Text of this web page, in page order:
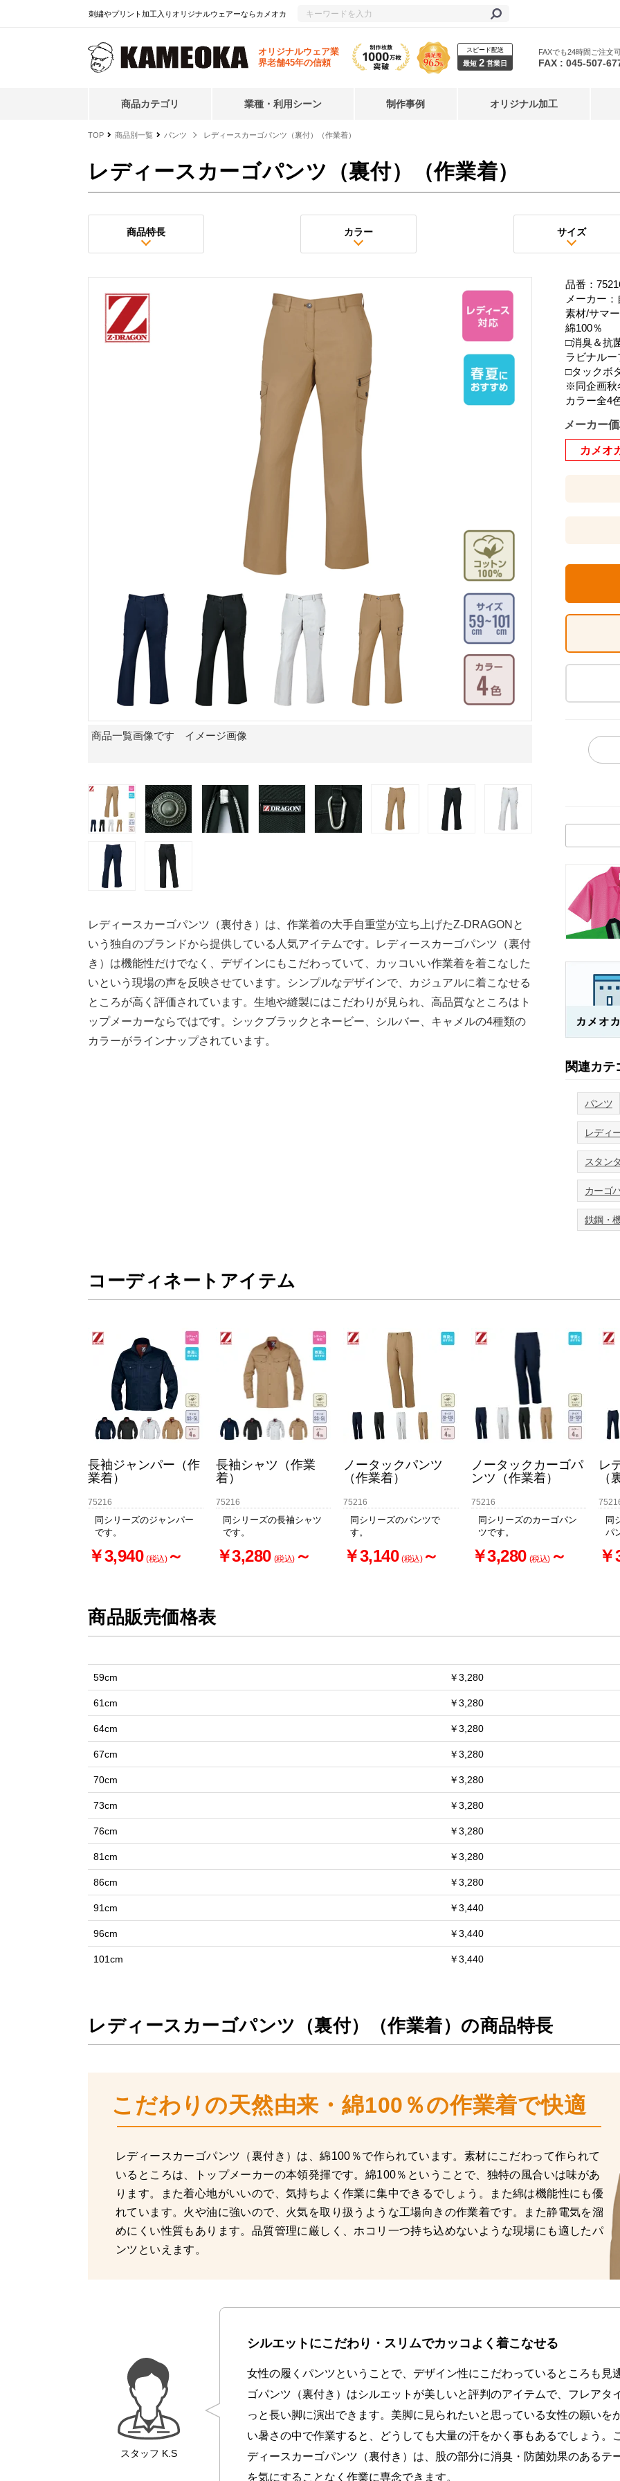
刺繍やプリント加工入りオリジナルウェアーならカメオカ
オリジナルウェア業
界老舗45年の信頼
スピード配送
最短 2 営業日
FAXでも24時間ご注文
FAX : 045-507-
商品カテゴリ 業種・利用シーン 制作事例 オリジナル加工
TOP 商品別一覧 パンツ レディースカーゴパンツ（裏付）（作業着）
レディースカーゴパンツ（裏付）（作業着）
商品特長 カラー サイズ
商品一覧画像です イメージ画像 タックボタン
レディースカーゴパンツ（裏付き）は、作業着の大手自重堂が立ち上げたZ-DRAGONと
いう独自のブランドから提供している人気アイテムです。レディースカーゴパンツ（裏付
き）は機能性だけでなく、デザインにもこだわっていて、カッコいい作業着を着こなした
いという現場の声を反映させています。シンプルなデザインで、カジュアルに着こなせる
ところが高く評価されています。生地や縫製にはこだわりが見られ、高品質なところはト
ップメーカーならではです。シックブラックとネービー、シルバー、キャメルの4種類の
カラーがラインナップされています。
品番：
メーカー
素材/サマ
綿100％
□消臭＆抗
ラビナルー
□タックボ
※同企画
カラー全
メーカー価
カメオ
お買い物を続ける カートへ進む
関連カテ
パンツ
レディ
スタン
カーゴ
鉄鋼・
コーディネートアイテム
長袖ジャンパー（作
業着）
75216
同シリーズのジャンパー
です。
￥3,940 (税込)～
長袖シャツ（作業
着）
75216
同シリーズの長袖シャツ
です。
￥3,280 (税込)～
ノータックパンツ
（作業着）
75216
同シリーズのパンツで
す。
￥3,140 (税込)～
ノータックカーゴパ
ンツ（作業着）
75216
同シリーズのカーゴパン
ツです。
￥3,280 (税込)～
レ
（
同
パ
商品販売価格表
59cm ￥3,280
61cm ￥3,280
64cm ￥3,280
67cm ￥3,280
70cm ￥3,280
73cm ￥3,280
76cm ￥3,280
81cm ￥3,280
86cm ￥3,280
91cm ￥3,440
96cm ￥3,440
101cm ￥3,440
レディースカーゴパンツ（裏付）（作業着）の商品特長
こだわりの天然由来・綿100％の作業着で快適
レディースカーゴパンツ（裏付き）は、綿100％で作られています。素材にこだわって作られて
いるところは、トップメーカーの本領発揮です。綿100％ということで、独特の風合いは味があ
ります。また着心地がいいので、気持ちよく作業に集中できるでしょう。また綿は機能性にも優
れています。火や油に強いので、火気を取り扱うような工場向きの作業着です。また静電気を溜
めにくい性質もあります。品質管理に厳しく、ホコリ一つ持ち込めないような現場にも適したパ
ンツといえます。
スタッフ K.S
シルエットにこだわり・スリムでカッコよく着こなせる
女性の履くパンツということで、デザイン性にこだわっているところも見
ゴパンツ（裏付き）はシルエットが美しいと評判のアイテムで、フレアタ
っと長い脚に演出できます。美脚に見られたいと思っている女性の願いを
い暑さの中で作業すると、どうしても大量の汗をかく事もあるでしょう。
ディースカーゴパンツ（裏付き）は、股の部分に消臭・防菌効果のあるテ
を気にすることなく作業に専念できます。